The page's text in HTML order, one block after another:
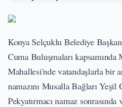
Konya Selçuklu Belediye
Cuma Buluşmaları kapsamında
Mahallesi'nde vatandaşlarla bir
namazını Musalla Bağları Yeşil
Pekyatırmacı namaz